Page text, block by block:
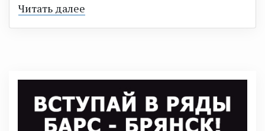
Читать далее